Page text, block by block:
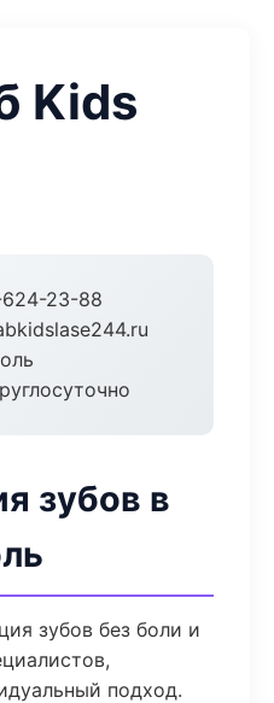
Kids
23-88
зубов в
зубов без боли и
подход.